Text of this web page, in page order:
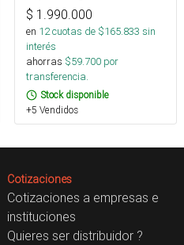
$ 1.990.000
en 12cuotas de $165.833 sin
interés
ahorras $59.700 por
transferencia.
Stock disponible
+5 Vendidos
Cotizaciones
Cotizaciones a empresas e
instituciones
Quieres ser distribuidor ?